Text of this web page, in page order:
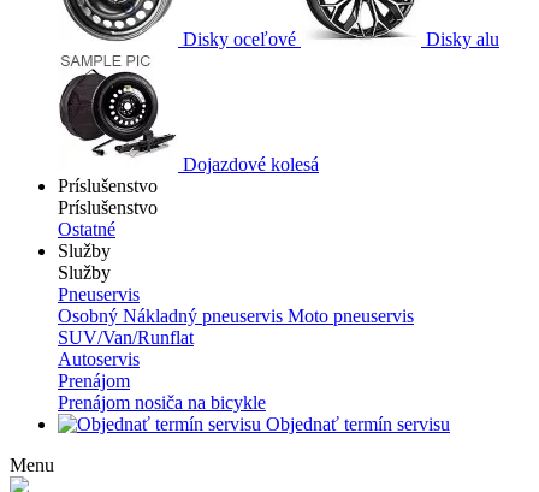
Disky oceľové Disky alu
Dojazdové kolesá
Príslušenstvo
Príslušenstvo
Ostatné
Služby
Služby
Pneuservis
Osobný Nákladný pneuservis Moto pneuservis
SUV/Van/Runflat
Autoservis
Prenájom
Prenájom nosiča na bicykle
Objednať termín servisu
Menu